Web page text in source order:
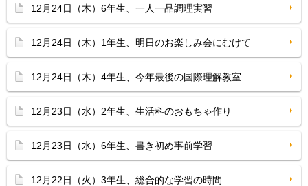
12月24日（木）6年生、一人一品調理実習
12月24日（木）1年生、明日のお楽しみ会にむけて
12月24日（木）4年生、今年最後の国際理解教室
12月23日（水）2年生、生活科のおもちゃ作り
12月23日（水）6年生、書き初め事前学習
12月22日（火）3年生、総合的な学習の時間